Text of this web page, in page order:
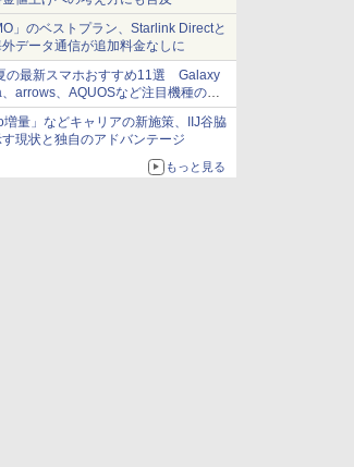
」のベストプラン、Starlink Directと
データ通信が追加料金なしに
の最新スマホおすすめ11選 Galaxy
arrows、AQUOSなど注目機種の特
増量」などキャリアの新施策、IIJ谷脇
現状と独自のアドバンテージ
もっと見る